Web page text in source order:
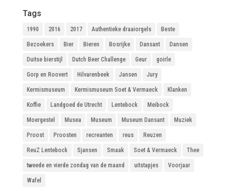
Tags
1990 2016 2017 Authentieke draaiorgels Beste
Bezoekers Bier Bieren Bosrijke Dansant Dansen
Duitse bierstijl Dutch Beer Challenge Geur goirle
Gorp en Roovert Hilvarenbeek Jansen Jury
Kermismuseum Kermismuseum Soet & Vermaeck Klanken
Koffie Landgoed de Utrecht Lentebock Meibock
Moergestel Musea Museum Museum Dansant Muziek
Proost Proosten recreanten reus Reuzen
ReuZ Lentebock Sjansen Smaak Soet & Vermaeck Thee
tweede en vierde zondag van de maand uitstapjes Voorjaar
Wafel